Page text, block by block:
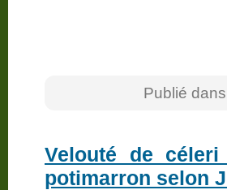
Publié dans
Velouté de
potimarron selon